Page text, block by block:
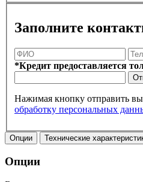
Заполните
*Кредит предоставляется
Нажимая кнопку отправить вы
обработку персональных
Опции Технические
Опции